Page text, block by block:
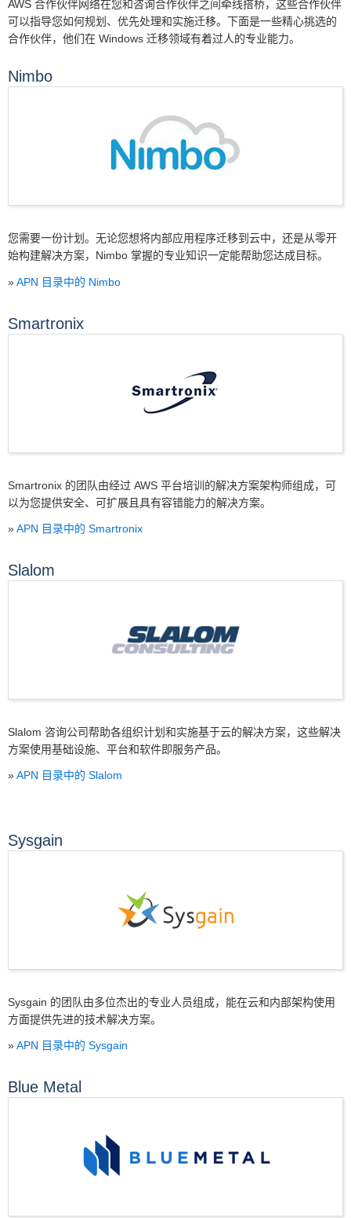
AWS 合作伙伴网络在您和咨询合作伙伴之间牵线搭桥，这些合作伙伴
可以指导您如何规划、优先处理和实施迁移。下面是一些精心挑选的
合作伙伴，他们在 Windows 迁移领域有着过人的专业能力。
Nimbo
您需要一份计划。无论您想将内部应用程序迁移到云中，还是从零开
始构建解决方案，Nimbo 掌握的专业知识一定能帮助您达成目标。
»APN 目录中的 Nimbo
Smartronix
Smartronix 的团队由经过 AWS 平台培训的解决方案架构师组成，可
以为您提供安全、可扩展且具有容错能力的解决方案。
»APN 目录中的 Smartronix
Slalom
Slalom 咨询公司帮助各组织计划和实施基于云的解决方案，这些解决
方案使用基础设施、平台和软件即服务产品。
»APN 目录中的 Slalom
Sysgain
Sysgain 的团队由多位杰出的专业人员组成，能在云和内部架构使用
方面提供先进的技术解决方案。
»APN 目录中的 Sysgain
Blue Metal